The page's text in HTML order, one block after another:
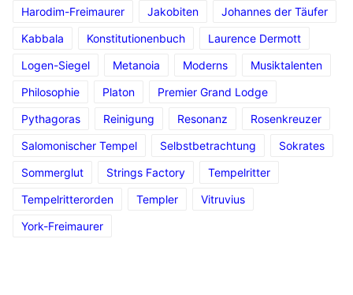
Harodim-Freimaurer
Jakobiten
Johannes der Täufer
Kabbala
Konstitutionenbuch
Laurence Dermott
Logen-Siegel
Metanoia Moderns
Musiktalenten
Philosophie
Platon
Premier Grand Lodge
Pythagoras
Reinigung Resonanz
Rosenkreuzer
Salomonischer Tempel
Selbstbetrachtung
Sokrates
Sommerglut
Strings Factory
Tempelritter
Tempelritterorden
Templer
Vitruvius
York-Freimaurer